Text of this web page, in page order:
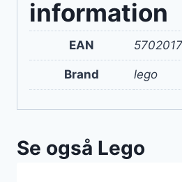
information
EAN
Brand lego
Se også Lego